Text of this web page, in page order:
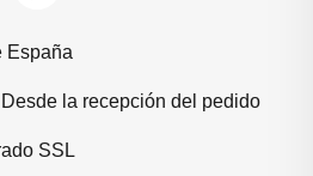
España
Desde la recepción del pedido
SSL